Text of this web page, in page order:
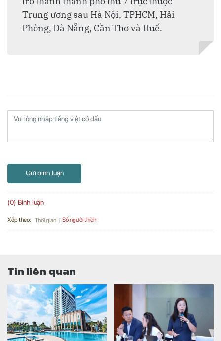
Trung ương sau Hà Nội, TPHCM, Hải
Phòng, Đà Nẵng, Cần Thơ và Huế.
Gửi bình luận
(0) Bình luận
Xếp theo: Thời gian Số người thích
Tin liên quan